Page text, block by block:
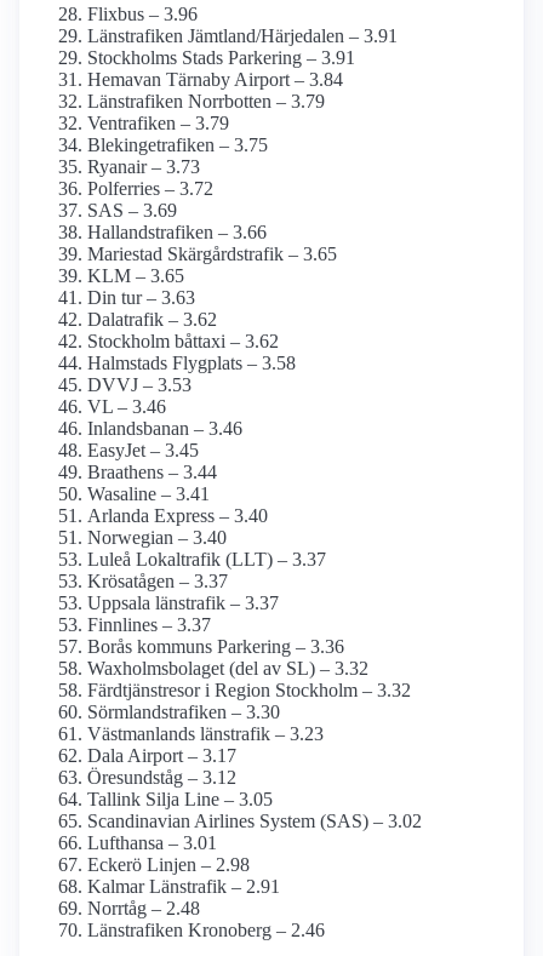
Flixbus – 3.96
Länstrafiken Jämtland/Härjedalen – 3.91
Stockholms Stads Parkering – 3.91
Hemavan Tärnaby Airport – 3.84
Länstrafiken Norrbotten – 3.79
Ventrafiken – 3.79
Blekingetrafiken – 3.75
Ryanair – 3.73
Polferries – 3.72
SAS – 3.69
Hallandstrafiken – 3.66
Mariestad Skärgårdstrafik – 3.65
KLM – 3.65
Din tur – 3.63
Dalatrafik – 3.62
Stockholm båttaxi – 3.62
Halmstads Flygplats – 3.58
DVVJ – 3.53
VL – 3.46
Inlandsbanan – 3.46
EasyJet – 3.45
Braathens – 3.44
Wasaline – 3.41
Arlanda Express – 3.40
Norwegian – 3.40
Luleå Lokaltrafik (LLT) – 3.37
Krösatågen – 3.37
Uppsala länstrafik – 3.37
Finnlines – 3.37
Borås kommuns Parkering – 3.36
Waxholms­bolaget (del av SL) – 3.32
Färdtjänstresor i Region Stockholm – 3.32
Sörmlandstrafiken – 3.30
Västmanlands länstrafik – 3.23
Dala Airport – 3.17
Öresundståg – 3.12
Tallink Silja Line – 3.05
Scandinavian Airlines System (SAS) – 3.02
Lufthansa – 3.01
Eckerö Linjen – 2.98
Kalmar Länstrafik – 2.91
Norrtåg – 2.48
Länstrafiken Kronoberg – 2.46